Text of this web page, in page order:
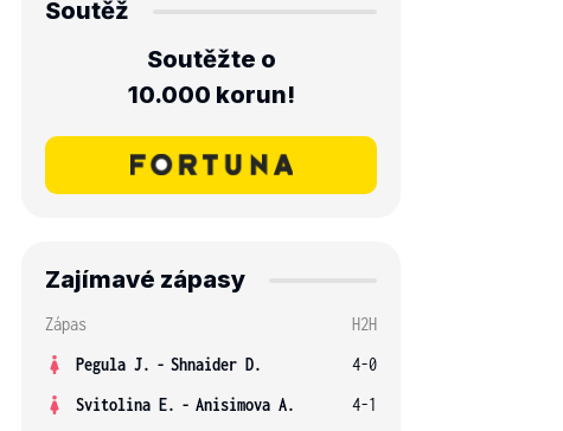
Soutěž
Soutěžte o
10.000 korun!
Zajímavé zápasy
Zápas
H2H
Pegula J. - Shnaider D.
4-0
Svitolina E. - Anisimova A.
4-1